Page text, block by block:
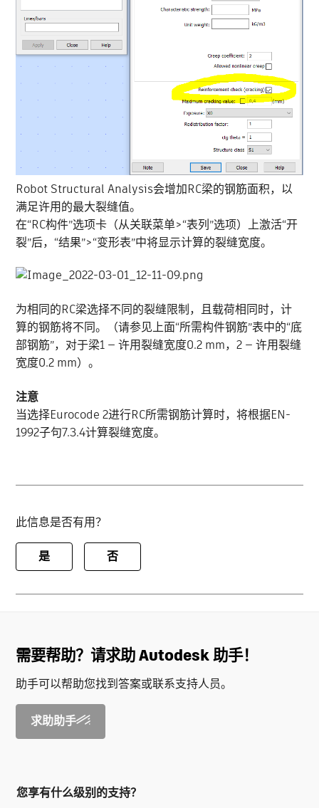
Robot Structural Analysis会增加RC梁的钢筋面积，以
满足许用的最大裂缝值。
在“RC构件”选项卡（从关联菜单>“表列”选项）上激活“开
裂”后，“结果”>“变形表”中将显示计算的裂缝宽度。
为相同的RC梁选择不同的裂缝限制，且载荷相同时，计
算的钢筋将不同。（请参见上面“所需构件钢筋”表中的“底
部钢筋”，对于梁1 — 许用裂缝宽度0.2 mm，2 — 许用裂缝
宽度0.2 mm）。
注意
当选择Eurocode 2进行RC所需钢筋计算时，将根据EN-
1992子句7.3.4计算裂缝宽度。
此信息是否有用？
是 否
需要帮助？请求助 Autodesk 助手！
助手可以帮助您找到答案或联系支持人员。
求助助手
您享有什么级别的支持？